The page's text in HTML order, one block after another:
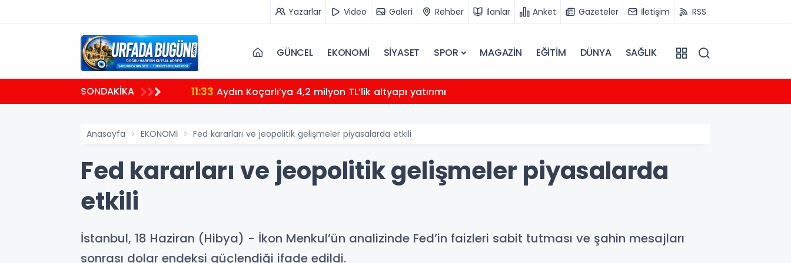
Yazarlar Video Galeri Rehber İlanlar Anket Gazeteler İletişim RSS
GÜNCEL EKONOMİ SİYASET SPOR MAGAZİN EĞİTİM DÜNYA SAĞLIK
SONDAKİKA 11:33 Aydın Koçarlı’ya 4,2 milyon TL’lik altyapı yatırımı
Anasayfa EKONOMİ Fed kararları ve jeopolitik gelişmeler piyasalarda etkili
Fed kararları ve jeopolitik gelişmeler piyasalarda
etkili
İstanbul, 18 Haziran (Hibya) - İkon Menkul’ün analizinde Fed’in faizleri sabit tutması ve şahin mesajları
sonrası dolar endeksi güçlendiği ifade edildi.